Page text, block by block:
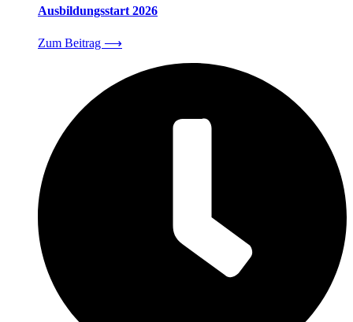
Ausbildungsstart 2026
Zum Beitrag ⟶